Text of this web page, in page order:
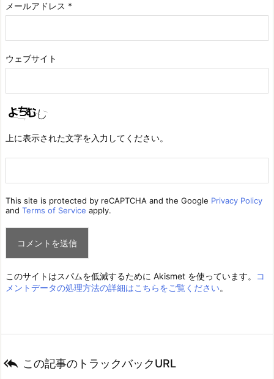
メールアドレス *
ウェブサイト
上に表示された文字を入力してください。
This site is protected by reCAPTCHA and the Google Privacy Policy
and Terms of Service apply.
このサイトはスパムを低減するために Akismet を使っています。
コ
メントデータの処理方法の詳細はこちらをご覧ください。
 この記事のトラックバックURL